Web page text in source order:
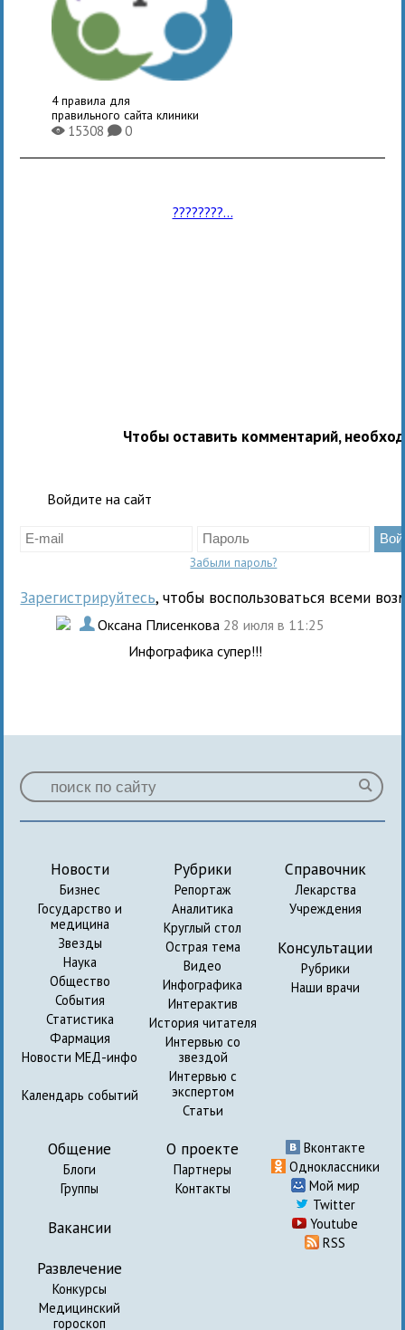
4 правила для
правильного сайта клиники
X15308K0
????????...
Чтобы оставить комментарий,
Войдите на сайт
Забыли пароль?
Зарегистрируйтесь, чтобы воспользоваться всеми
. Оксана Плисенкова 28 июля в 11:25
Инфографика супер!!!
Новости
Бизнес
Государство и
медицина
Звезды
Наука
Общество
События
Статистика
Фармация
Новости МЕД-инфо
Календарь событий
Рубрики
Репортаж
Аналитика
Круглый стол
Острая тема
Видео
Инфографика
Интерактив
История читателя
Интервью со
звездой
Интервью с
экспертом
Статьи
Справочник
Лекарства
Учреждения
Консультации
Рубрики
Наши врачи
Общение
Блоги
Группы
Вакансии
Развлечение
Конкурсы
Медицинский
гороскоп
О проекте
Партнеры
Контакты
Вконтакте
Одноклассники
Мой мир
Twitter
Youtube
RSS